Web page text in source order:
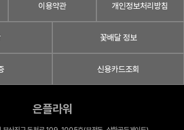
이용약관 개인정보처리방침
꽃배달 정보
신용카드조회
은플라워